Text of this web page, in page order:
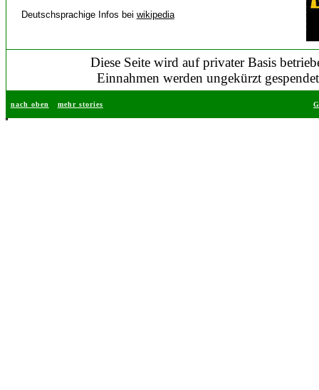
Deutschsprachige Infos bei wikipedia
Diese Seite wird auf privater Basis
Einnahmen werden ungekürzt
nach oben mehr stories